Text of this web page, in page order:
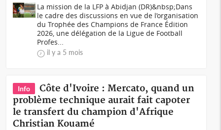
La mission de la LFP à Abidjan (DR)&nbsp;Dans
le cadre des discussions en vue de l’organisation
du Trophée des Champions de France Édition
2026, une délégation de la Ligue de Football
Profes...
il y a 5 mois
Info
Côte d'Ivoire : Mercato, quand un
problème technique aurait fait capoter
le transfert du champion d'Afrique
Christian Kouamé